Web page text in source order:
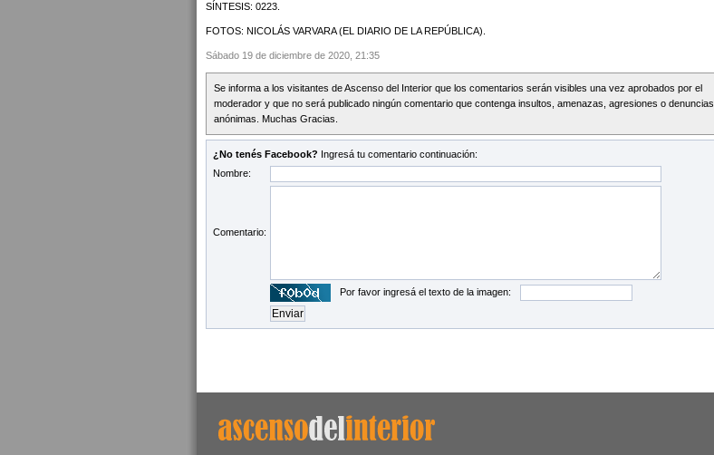
SÍNTESIS: 0223.
FOTOS: NICOLÁS VARVARA (EL DIARIO DE LA REPÚBLICA).
Sábado 19 de diciembre de 2020, 21:35
Se informa a los visitantes de Ascenso del Interior que los comentarios serán visibles una vez aprobados por el
moderador y que no será publicado ningún comentario que contenga insultos, amenazas, agresiones o denuncias
anónimas. Muchas Gracias.
¿No tenés Facebook? Ingresá tu comentario continuación:
Nombre:
Comentario:
Por favor ingresá el texto de la imagen: